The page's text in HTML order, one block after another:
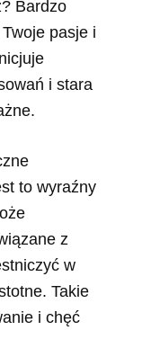
Bardzo
pasje i
i stara
to wyraźny
z
w
Takie
i chęć